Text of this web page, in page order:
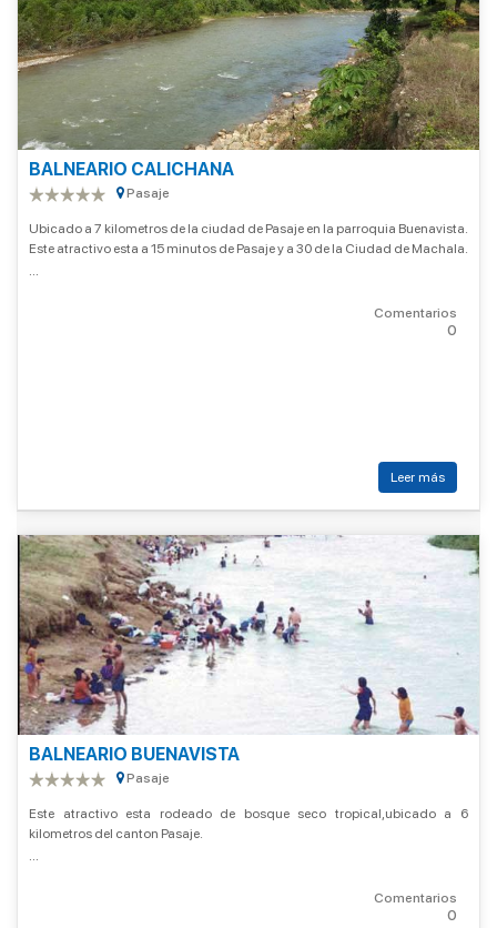
BALNEARIO CALICHANA
Pasaje
Ubicado a 7 kilometros de la ciudad de Pasaje en la parroquia Buenavista.
Este atractivo esta a 15 minutos de Pasaje y a 30 de la Ciudad de Machala.
Comentarios
0
Leer más
BALNEARIO BUENAVISTA
Pasaje
Este atractivo esta rodeado de bosque seco tropical,ubicado a 6
kilometros del canton Pasaje.
Comentarios
0